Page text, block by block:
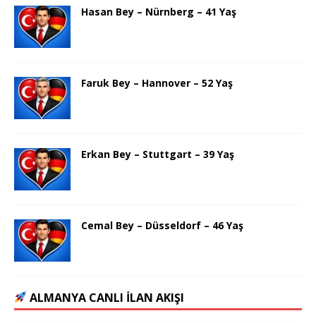
Hasan Bey – Nürnberg – 41 Yaş
Faruk Bey – Hannover – 52 Yaş
Erkan Bey – Stuttgart – 39 Yaş
Cemal Bey – Düsseldorf – 46 Yaş
ALMANYA CANLI İLAN AKIŞI